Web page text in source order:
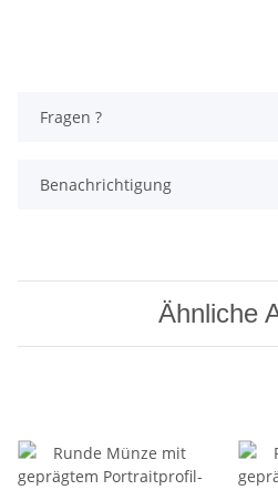
Fragen ?
Benachrichtigung
Ähnliche